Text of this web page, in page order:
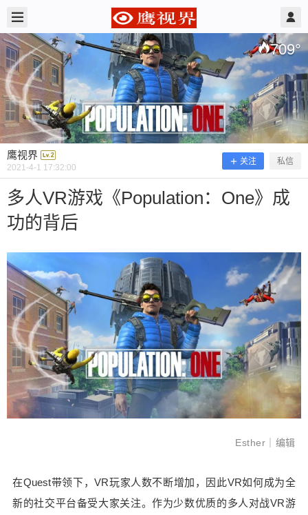
709°
鹰视界
2021-4-1 17:32:00
关注 私信
多人VR游戏《Population：One》成
功的背后
Esther｜编辑
在Quest带领下，VR玩家人数不断增加，因此VR如何成为全
新的社交平台备受大家关注。作为少数优质的多人对战VR游
鹰视界 @ 鹰视界 2021/4/01
多人VR游戏《Population：One》成功
的背后
Esther｜编辑 在Quest带领下，VR玩家人数不断增
加，因此VR如何成为全新的社交平台备受大家关
注。作为少数优质的多人对战VR游戏之一，《Pop
ulation：One》上线仅几个月时间，在Quest上的营
收就已经突破1000万美元。 近期，Oculus游戏制作
人Omid Yazdanshenas在GDC Showcase活动上，
采访到社交/多人VR游戏《Population：One》开发
公司BigBoX VR的联合创始人Chia Chin Lee（CE
O）和Gabe Brown（CTO），了解到这款作品成功
的大逃杀射击游戏《Population：One》最多可支持
18名玩家同时竞技，玩法以三名玩家为一组，共6组
扫描二维码继续阅读